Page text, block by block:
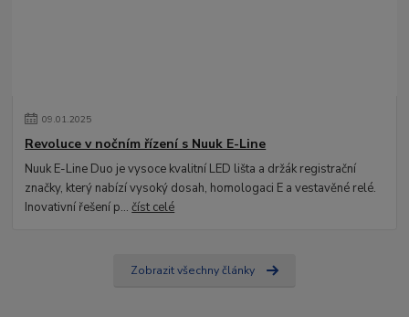
09.01.2025
Revoluce v nočním řízení s Nuuk E-Line
Nuuk E-Line Duo je vysoce kvalitní LED lišta a držák registrační
značky, který nabízí vysoký dosah, homologaci E a vestavěné relé.
Inovativní řešení p...číst celé
Zobrazit všechny články